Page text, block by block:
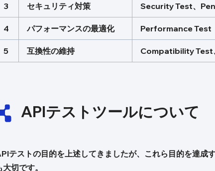
3 セキュリティ対策 Security Test、
4 パフォーマンスの最適化 Performance Test
5 互換性の維持 Compatibility Test
APIテストツールについて
テストの目的を上述してきましたが、これら目的を達成
大切です。